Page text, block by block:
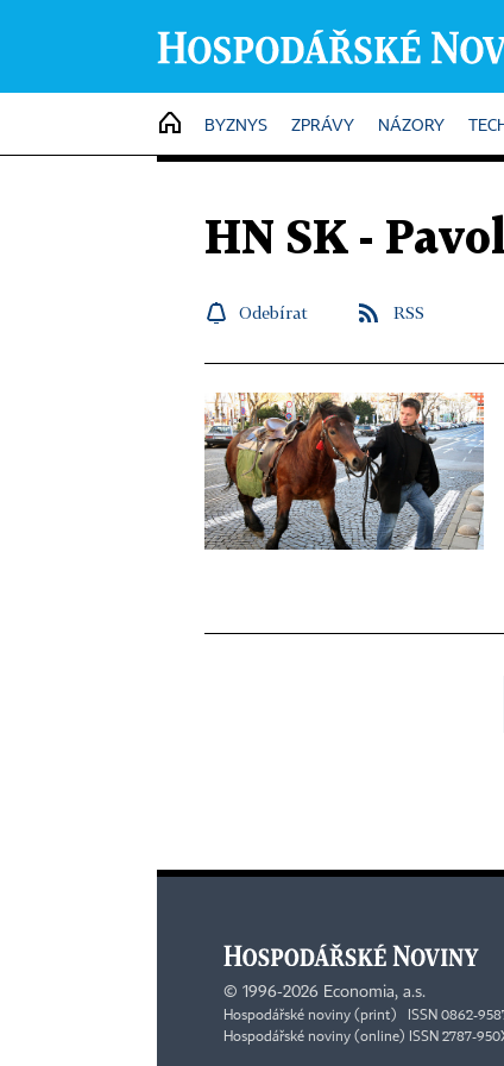
HOME
BYZNYS ZPRÁVY NÁZORY
HN SK -
Odebírat RSS
© 1996-2026 Economia, a.s.
Hospodářské noviny (print) ISSN 0862-
Hospodářské noviny (online) ISSN 2787-